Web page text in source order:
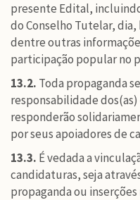
presente Edital,
do Conselho Tutelar,
dentre outras
participação popular no
13.2. Toda propaganda
responsabilidade
responderão
por seus apoiadores de
13.3. É vedada a
candidaturas, seja
propaganda ou